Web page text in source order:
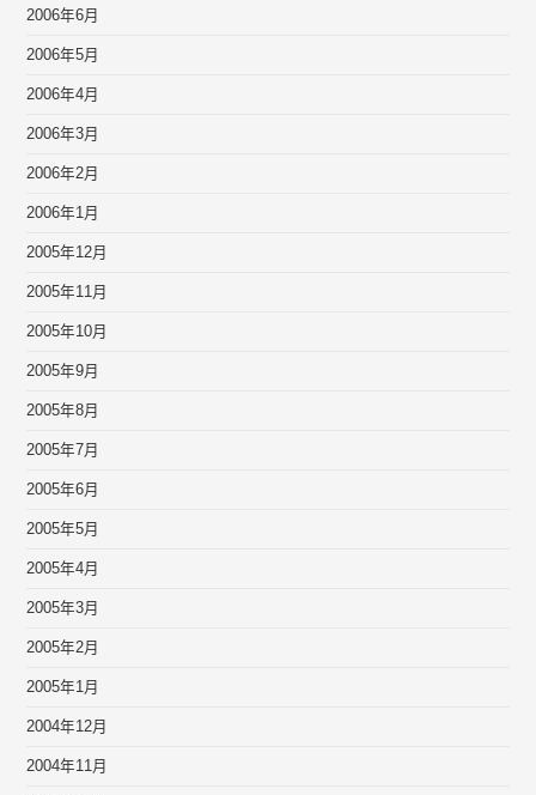
2006年6月
2006年5月
2006年4月
2006年3月
2006年2月
2006年1月
2005年12月
2005年11月
2005年10月
2005年9月
2005年8月
2005年7月
2005年6月
2005年5月
2005年4月
2005年3月
2005年2月
2005年1月
2004年12月
2004年11月